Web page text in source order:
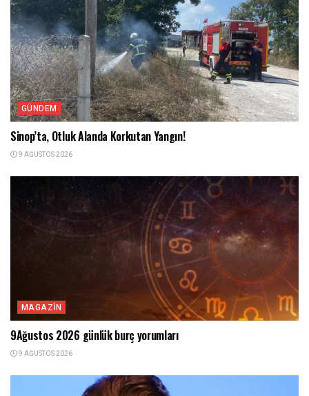
GÜNDEM
Sinop’ta, Otluk Alanda Korkutan Yangın!
9 AĞUSTOS 2026
MAGAZIN
9Ağustos 2026 günlük burç yorumları
9 AĞUSTOS 2026